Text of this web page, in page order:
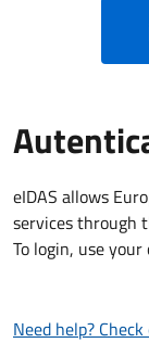
eIDAS allows
services through
To login, use
Need help?